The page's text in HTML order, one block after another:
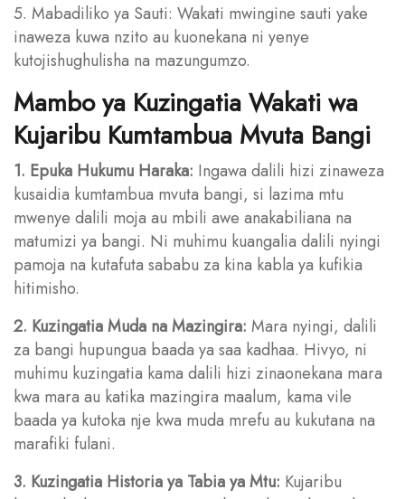
5. Mabadiliko ya Sauti: Wakati mwingine sauti yake
inaweza kuwa nzito au kuonekana ni yenye
kutojishughulisha na mazungumzo.
Mambo ya Kuzingatia Wakati wa
Kujaribu Kumtambua Mvuta Bangi
1. Epuka Hukumu Haraka: Ingawa dalili hizi zinaweza
kusaidia kumtambua mvuta bangi, si lazima mtu
mwenye dalili moja au mbili awe anakabiliana na
matumizi ya bangi. Ni muhimu kuangalia dalili nyingi
pamoja na kutafuta sababu za kina kabla ya kufikia
hitimisho.
2. Kuzingatia Muda na Mazingira: Mara nyingi, dalili
za bangi hupungua baada ya saa kadhaa. Hivyo, ni
muhimu kuzingatia kama dalili hizi zinaonekana mara
kwa mara au katika mazingira maalum, kama vile
baada ya kutoka nje kwa muda mrefu au kukutana na
marafiki fulani.
3. Kuzingatia Historia ya Tabia ya Mtu: Kujaribu